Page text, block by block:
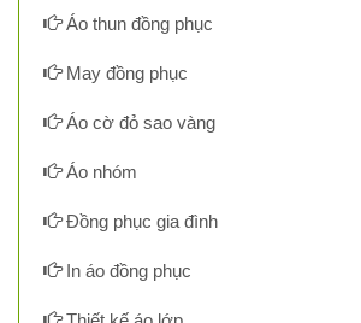
Áo thun đồng phục
May đồng phục
Áo cờ đỏ sao vàng
Áo nhóm
Đồng phục gia đình
In áo đồng phục